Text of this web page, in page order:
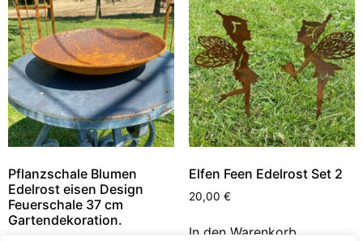
Pflanzschale Blumen
Edelrost eisen Design
Feuerschale 37 cm
Gartendekoration.
Elfen Feen Edelrost Set 2
20,00 €
In den Warenkorb